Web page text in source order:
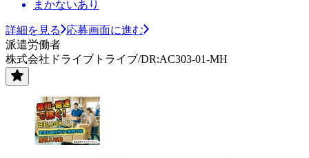
まかないあり
詳細を見る
応募画面に進む
派遣労働者
株式会社ドライブトライブ/DR:AC303-01-MH